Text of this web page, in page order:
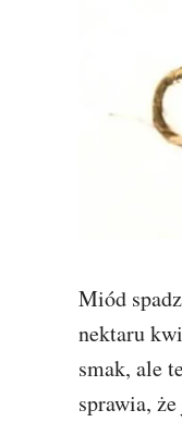
Miód
nektaru
smak, ale
sprawia,